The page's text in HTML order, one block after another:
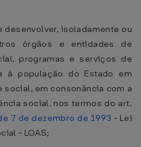
isoladamente ou
órgãos e entidades de
programas e serviços de
à população do Estado em
em consonância com a
social, nos termos do art.
7 de dezembro de 1993 - Lei
- LOAS;